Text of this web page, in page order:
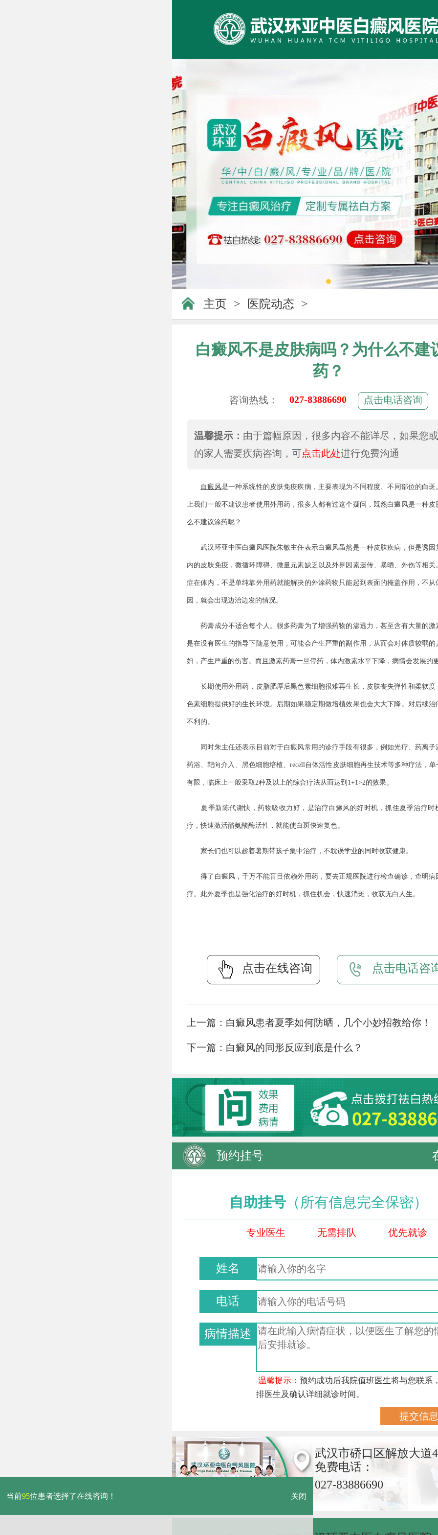
主页 > 医院动态 >
白癜风不是皮肤病吗？为什么不建
药？
咨询热线： 027-83886690 点击电话咨询
温馨提示： 由于篇幅原因，很多内容不能详尽，如果您
的家人需要疾病咨询，可点击此处进行免费沟通
白癜风是一种系统性的皮肤免疫疾病，主要表现为不同程度、不同部位的白斑
上我们一般不建议患者使用外用药，很多人都有过这个疑问，既然白癜风是一种皮
么不建议涂药呢？
武汉环亚中医白癜风医院朱敏主任表示白癜风虽然是一种皮肤疾病，但是诱因
内的皮肤免疫，微循环障碍、微量元素缺乏以及外界因素遗传、暴晒、外伤等相关
症在体内，不是单纯靠外用药就能解决的外涂药物只能起到表面的掩盖作用，不从
因，就会出现边治边发的情况。
药膏成分不适合每个人。很多药膏为了增强药物的渗透力，甚至含有大量的激
是在没有医生的指导下随意使用，可能会产生严重的副作用，从而会对体质较弱的
妇，产生严重的伤害。而且激素药膏一旦停药，体内激素水平下降，病情会发展的
长期使用外用药，皮脂肥厚后黑色素细胞很难再生长，皮肤丧失弹性和柔软度
色素细胞提供好的生长环境。后期如果稳定期做培植效果也会大大下降。对后续治
不利的。
同时朱主任还表示目前对于白癜风常用的诊疗手段有很多，例如光疗、药离子
药浴、靶向介入、黑色细胞培植、recell自体活性皮肤细胞再生技术等多种疗法，单
有限，临床上一般采取2种及以上的综合疗法从而达到1+1>2的效果。
夏季新陈代谢快，药物吸收力好，是治疗白癜风的好时机，抓住夏季治疗时
疗，快速激活酪氨酸酶活性，就能使白斑快速复色。
家长们也可以趁着暑期带孩子集中治疗，不耽误学业的同时收获健康。
得了白癜风，千万不能盲目依赖外用药，要去正规医院进行检查确诊，查明病
疗。此外夏季也是强化治疗的好时机，抓住机会，快速消斑，收获无白人生。
点击在线咨询 点击电话咨
上一篇： 白癜风患者夏季如何防晒，几个小妙招教给你！
下一篇： 白癜风的同形反应到底是什么？
预约挂号
自助挂号 （所有信息完全保密）
专业医生 无需排队 优先就诊
姓名
电话
病情描述
温馨提示：预约成功后我院值班医生将与您联系
排医生及确认详细就诊时间。
武汉市硚口区解放大道
免费电话：
027-83886690
当前95位患者选择了在线咨询！ 关闭